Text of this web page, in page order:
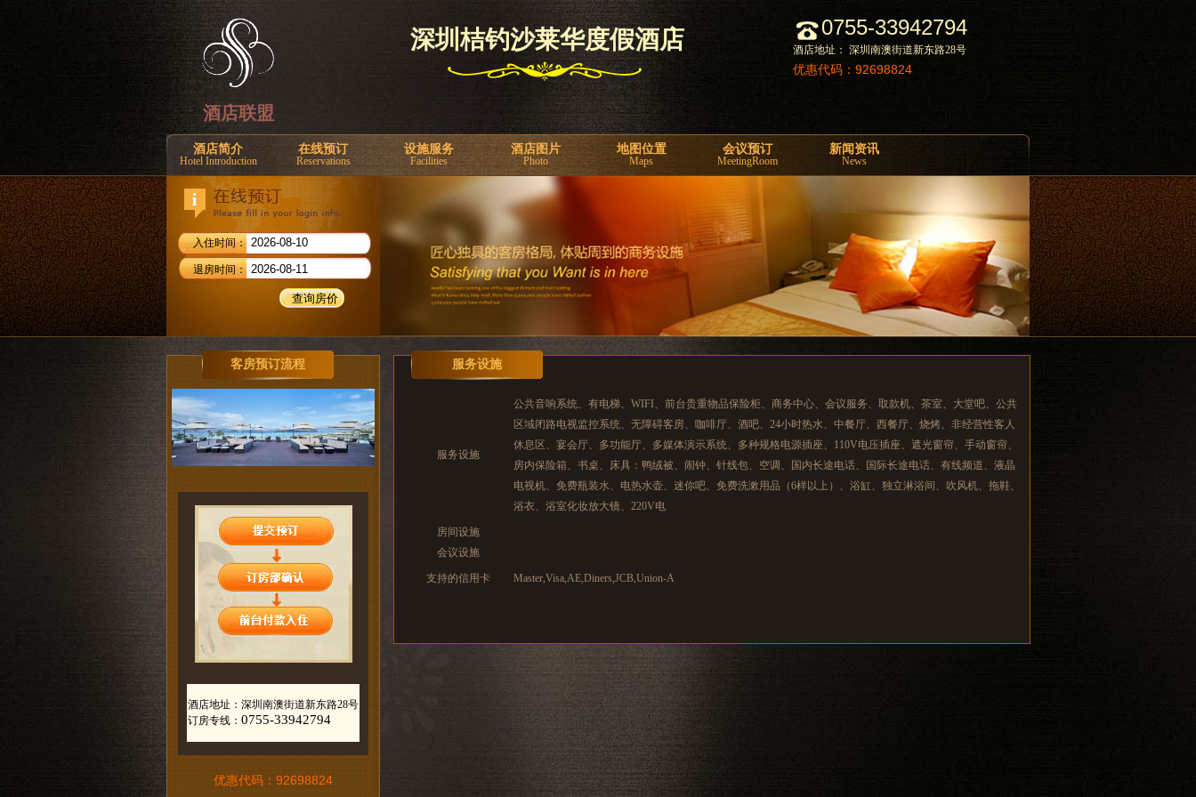
酒店联盟
深圳桔钓沙莱华度假酒店 0755-33942794
酒店地址： 深圳南澳街道新东路28号
优惠代码：92698824
酒店简介
Hotel Introduction
在线预订
Reservations
设施服务
Facilities
酒店图片
Photo
地图位置
Maps
会议预订
MeetingRoom
新闻资讯
News
入住时间：
退房时间：
客房预订流程
酒店地址：深圳南澳街道新东路28号
订房专线：0755-33942794
优惠代码：92698824
服务设施
服务设施
公共音响系统、有电梯、WIFI、前台贵重物品保险柜、商务中心、会议服务、取款机、茶室、大堂吧、公共
区域闭路电视监控系统、无障碍客房、咖啡厅、酒吧、24小时热水、中餐厅、西餐厅、烧烤、非经营性客人
休息区、宴会厅、多功能厅、多媒体演示系统、多种规格电源插座、110V电压插座、遮光窗帘、手动窗帘、
房内保险箱、书桌、床具：鸭绒被、闹钟、针线包、空调、国内长途电话、国际长途电话、有线频道、液晶
电视机、免费瓶装水、电热水壶、迷你吧、免费洗漱用品（6样以上）、浴缸、独立淋浴间、吹风机、拖鞋、
浴衣、浴室化妆放大镜、220V电
房间设施
会议设施
支持的信用卡 Master,Visa,AE,Diners,JCB,Union-A